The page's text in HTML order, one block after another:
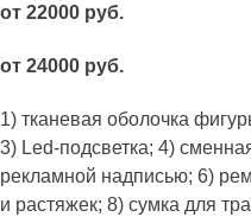
от 22000 руб.
от 24000 руб.
1) тканевая оболочка
3) Led-подсветка; 4)
рекламной надписью; 6)
и растяжек; 8) сумка для